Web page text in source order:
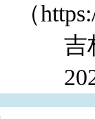
（
吉林